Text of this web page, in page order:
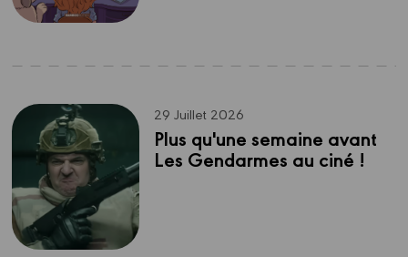
29 Juillet 2026
Plus qu'une semaine avant
Les Gendarmes au ciné !